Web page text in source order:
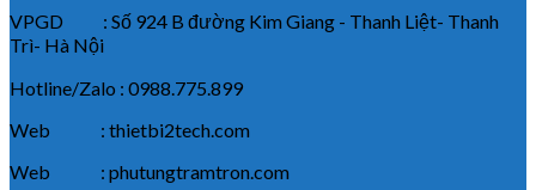
VPGD : Số 924 B đường Kim Giang - Thanh Liệt- Thanh
Trì- Hà Nội
Hotline/Zalo : 0988.775.899
Web : thietbi2tech.com
Web : phutungtramtron.com